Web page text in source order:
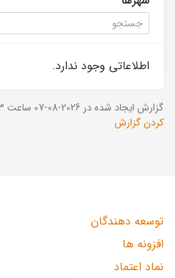
اطلاعاتی وجود ندارد.
گزارش ایجاد شده در 2026-08-07 ساعت 07:46:43 (UTC +03:30).
کردن گزارش
توسعه دهندگان
افزونه ها
نماد اعتماد